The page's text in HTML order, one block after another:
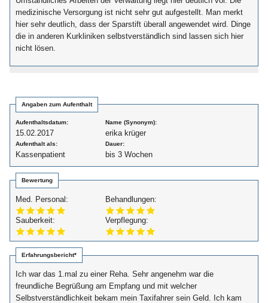
medizinische Versorgung ist nicht sehr gut aufgestellt. Man merkt
hier sehr deutlich, dass der Sparstift überall angewendet wird. Dinge
die in anderen Kurkliniken selbstverständlich sind lassen sich hier
nicht lösen.
Angaben zum Aufenthalt
Aufenthaltsdatum:
15.02.2017
Name (Synonym):
erika krüger
Aufenthalt als:
Kassenpatient
Dauer:
bis 3 Wochen
Bewertung
Med. Personal: Behandlungen:
Sauberkeit: Verpflegung:
Erfahrungsbericht*
Ich war das 1.mal zu einer Reha. Sehr angenehm war die
freundliche Begrüßung am Empfang und mit welcher
Selbstverständlichkeit bekam mein Taxifahrer sein Geld. Ich kam